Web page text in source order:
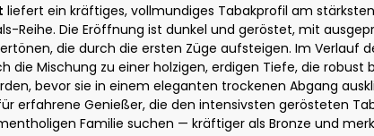
liefert ein kräftiges, vollmundiges Tabakprofil am
Reihe. Die Eröffnung ist dunkel und geröstet, mit
die durch die ersten Züge aufsteigen. Im Verlauf
die Mischung zu einer holzigen, erdigen Tiefe, die robust
bevor sie in einem eleganten trockenen Abgang
erfahrene Genießer, die den intensivsten gerösteten
Familie suchen — kräftiger als Bronze und